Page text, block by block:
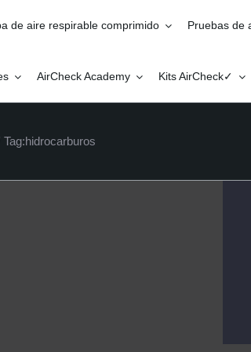
de aire respirable comprimido Pruebas de
AirCheck Academy Kits AirCheck✓
Tag:hidrocarburos